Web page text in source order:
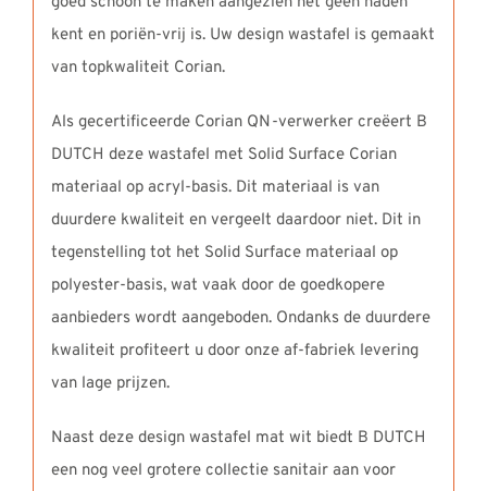
kent en poriën-vrij is. Uw design wastafel is gemaakt
van topkwaliteit Corian.
Als gecertificeerde Corian QN-verwerker creëert B
DUTCH deze wastafel met Solid Surface Corian
materiaal op acryl-basis. Dit materiaal is van
duurdere kwaliteit en vergeelt daardoor niet. Dit in
tegenstelling tot het Solid Surface materiaal op
polyester-basis, wat vaak door de goedkopere
aanbieders wordt aangeboden. Ondanks de duurdere
kwaliteit profiteert u door onze af-fabriek levering
van lage prijzen.
Naast deze design wastafel mat wit biedt B DUTCH
een nog veel grotere collectie sanitair aan voor